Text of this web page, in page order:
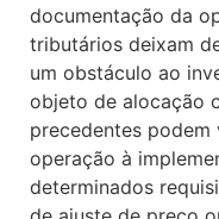
documentação da
tributários deixam
um obstáculo ao
objeto de alocação
precedentes
operação à
determinados